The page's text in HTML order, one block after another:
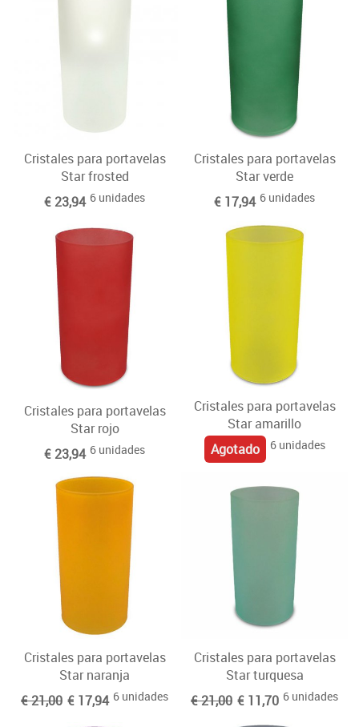
Cristales para portavelas
Star frosted
€ 23,94 6 unidades
Cristales para portavelas
Star verde
€ 17,94 6 unidades
Cristales para portavelas
Star rojo
€ 23,94 6 unidades
Cristales para portavelas
Star amarillo
Agotado
6 unidades
Cristales para portavelas
Star naranja
€ 21,00 € 17,94 6 unidades
Cristales para portavelas
Star turquesa
€ 21,00 € 11,70 6 unidades